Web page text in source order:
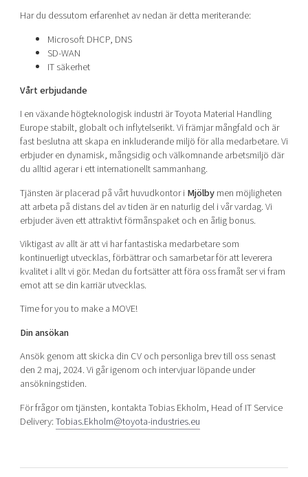
Har du dessutom erfarenhet av nedan är detta meriterande:
Microsoft DHCP, DNS
SD-WAN
IT säkerhet
Vårt erbjudande
I en växande högteknologisk industri är Toyota Material Handling
Europe stabilt, globalt och inflytelserikt. Vi främjar mångfald och är
fast beslutna att skapa en inkluderande miljö för alla medarbetare. Vi
erbjuder en dynamisk, mångsidig och välkomnande arbetsmiljö där
du alltid agerar i ett internationellt sammanhang.
Tjänsten är placerad på vårt huvudkontor i Mjölbymen möjligheten
att arbeta på distans del av tiden är en naturlig del i vår vardag. Vi
erbjuder även ett attraktivt förmånspaket och en årlig bonus.
Viktigast av allt är att vi har fantastiska medarbetare som
kontinuerligt utvecklas, förbättrar och samarbetar för att leverera
kvalitet i allt vi gör. Medan du fortsätter att föra oss framåt ser vi fram
emot att se din karriär utvecklas.
Time for you to make a MOVE!
Din ansökan
Ansök genom att skicka din CV och personliga brev till oss senast
den 2 maj, 2024. Vi går igenom och intervjuar löpande under
ansökningstiden.
För frågor om tjänsten, kontakta Tobias Ekholm, Head of IT Service
Delivery:Tobias.Ekholm@toyota-industries.eu